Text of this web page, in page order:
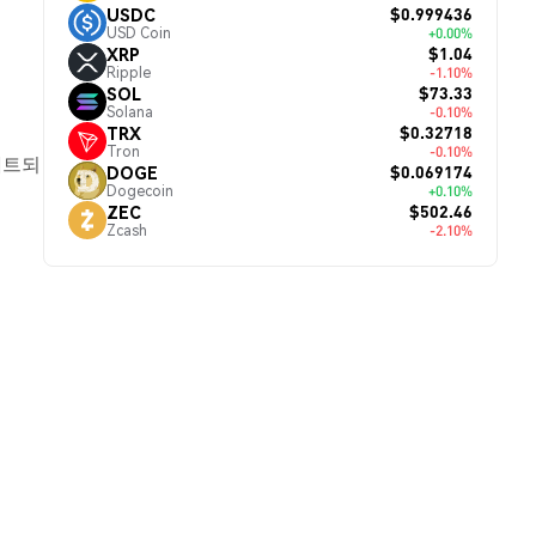
되
USDC
USD Coin
$0.999436
+0.00%
XRP
Ripple
$1.04
-1.10%
SOL
Solana
$73.33
-0.10%
TRX
Tron
$0.32718
-0.10%
DOGE
Dogecoin
$0.069174
+0.10%
ZEC
Zcash
$502.46
-2.10%